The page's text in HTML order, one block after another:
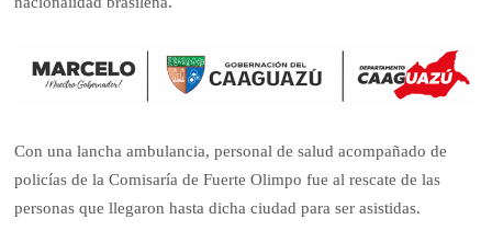
Con una lancha ambulancia, personal de salud acompañado de
policías de la Comisaría de Fuerte Olimpo fue al rescate de las
personas que llegaron hasta dicha ciudad para ser asistidas.